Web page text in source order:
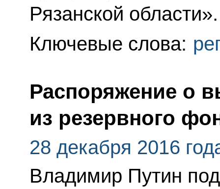
Рязанской области».
Ключевые слова:
Распоряжение о
из резервного
28 декабря 2016
Владимир Путин